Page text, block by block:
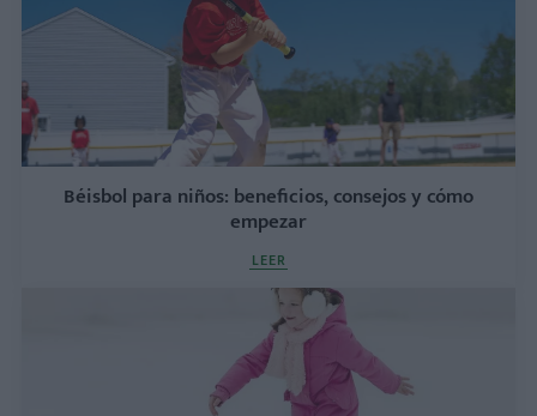
Béisbol para niños: beneficios, consejos y cómo
empezar
LEER